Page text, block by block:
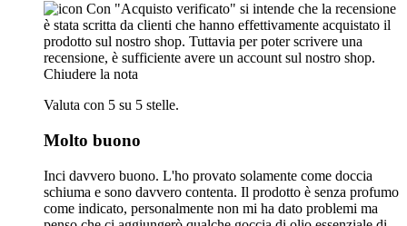
Con "Acquisto verificato" si intende che la recensione
è stata scritta da clienti che hanno effettivamente acquistato il
prodotto sul nostro shop. Tuttavia per poter scrivere una
recensione, è sufficiente avere un account sul nostro shop.
Chiudere la nota
Valuta con 5 su 5 stelle.
Molto buono
Inci davvero buono. L'ho provato solamente come doccia
schiuma e sono davvero contenta. Il prodotto è senza profumo
come indicato, personalmente non mi ha dato problemi ma